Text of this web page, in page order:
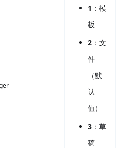
1 ：模
板
2 ：文
件
（默
认
值）
3 ：草
稿